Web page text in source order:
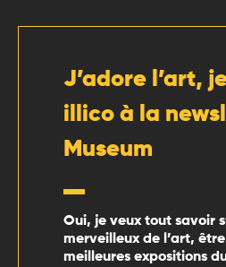
J’adore l’art,
illico à la
Museum
Oui, je veux tout savoir
merveilleux de l’art,
meilleures expositions